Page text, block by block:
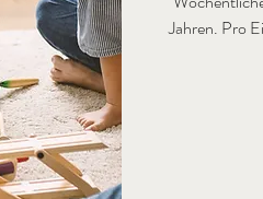
Jahren. Pro